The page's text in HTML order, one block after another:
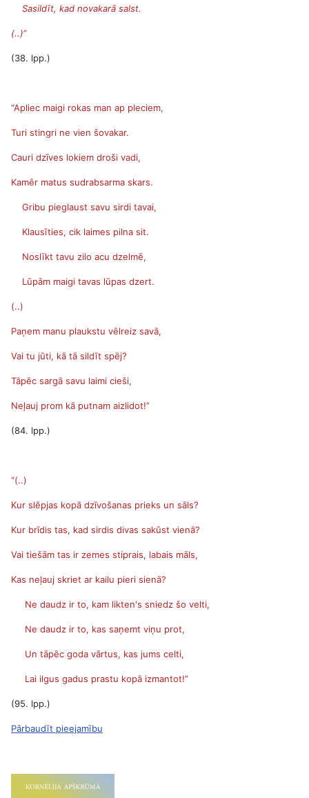
Sasildīt, kad novakarā salst.
(..)”
(38. lpp.)
“Apliec maigi rokas man ap pleciem,
Turi stingri ne vien šovakar.
Cauri dzīves lokiem droši vadi,
Kamēr matus sudrabsarma skars.
Gribu pieglaust savu sirdi tavai,
Klausīties, cik laimes pilna sit.
Noslīkt tavu zilo acu dzelmē,
Lūpām maigi tavas lūpas dzert.
(..)
Paņem manu plaukstu vēlreiz savā,
Vai tu jūti, kā tā sildīt spēj?
Tāpēc sargā savu laimi cieši,
Neļauj prom kā putnam aizlidot!”
(84. lpp.)
“(..)
Kur slēpjas kopā dzīvošanas prieks un sāls?
Kur brīdis tas, kad sirdis divas sakūst vienā?
Vai tiešām tas ir zemes stiprais, labais māls,
Kas neļauj skriet ar kailu pieri sienā?
Ne daudz ir to, kam likten's sniedz šo velti,
Ne daudz ir to, kas saņemt viņu prot,
Un tāpēc goda vārtus, kas jums celti,
Lai ilgus gadus prastu kopā izmantot!”
(95. lpp.)
Pārbaudīt pieejamību